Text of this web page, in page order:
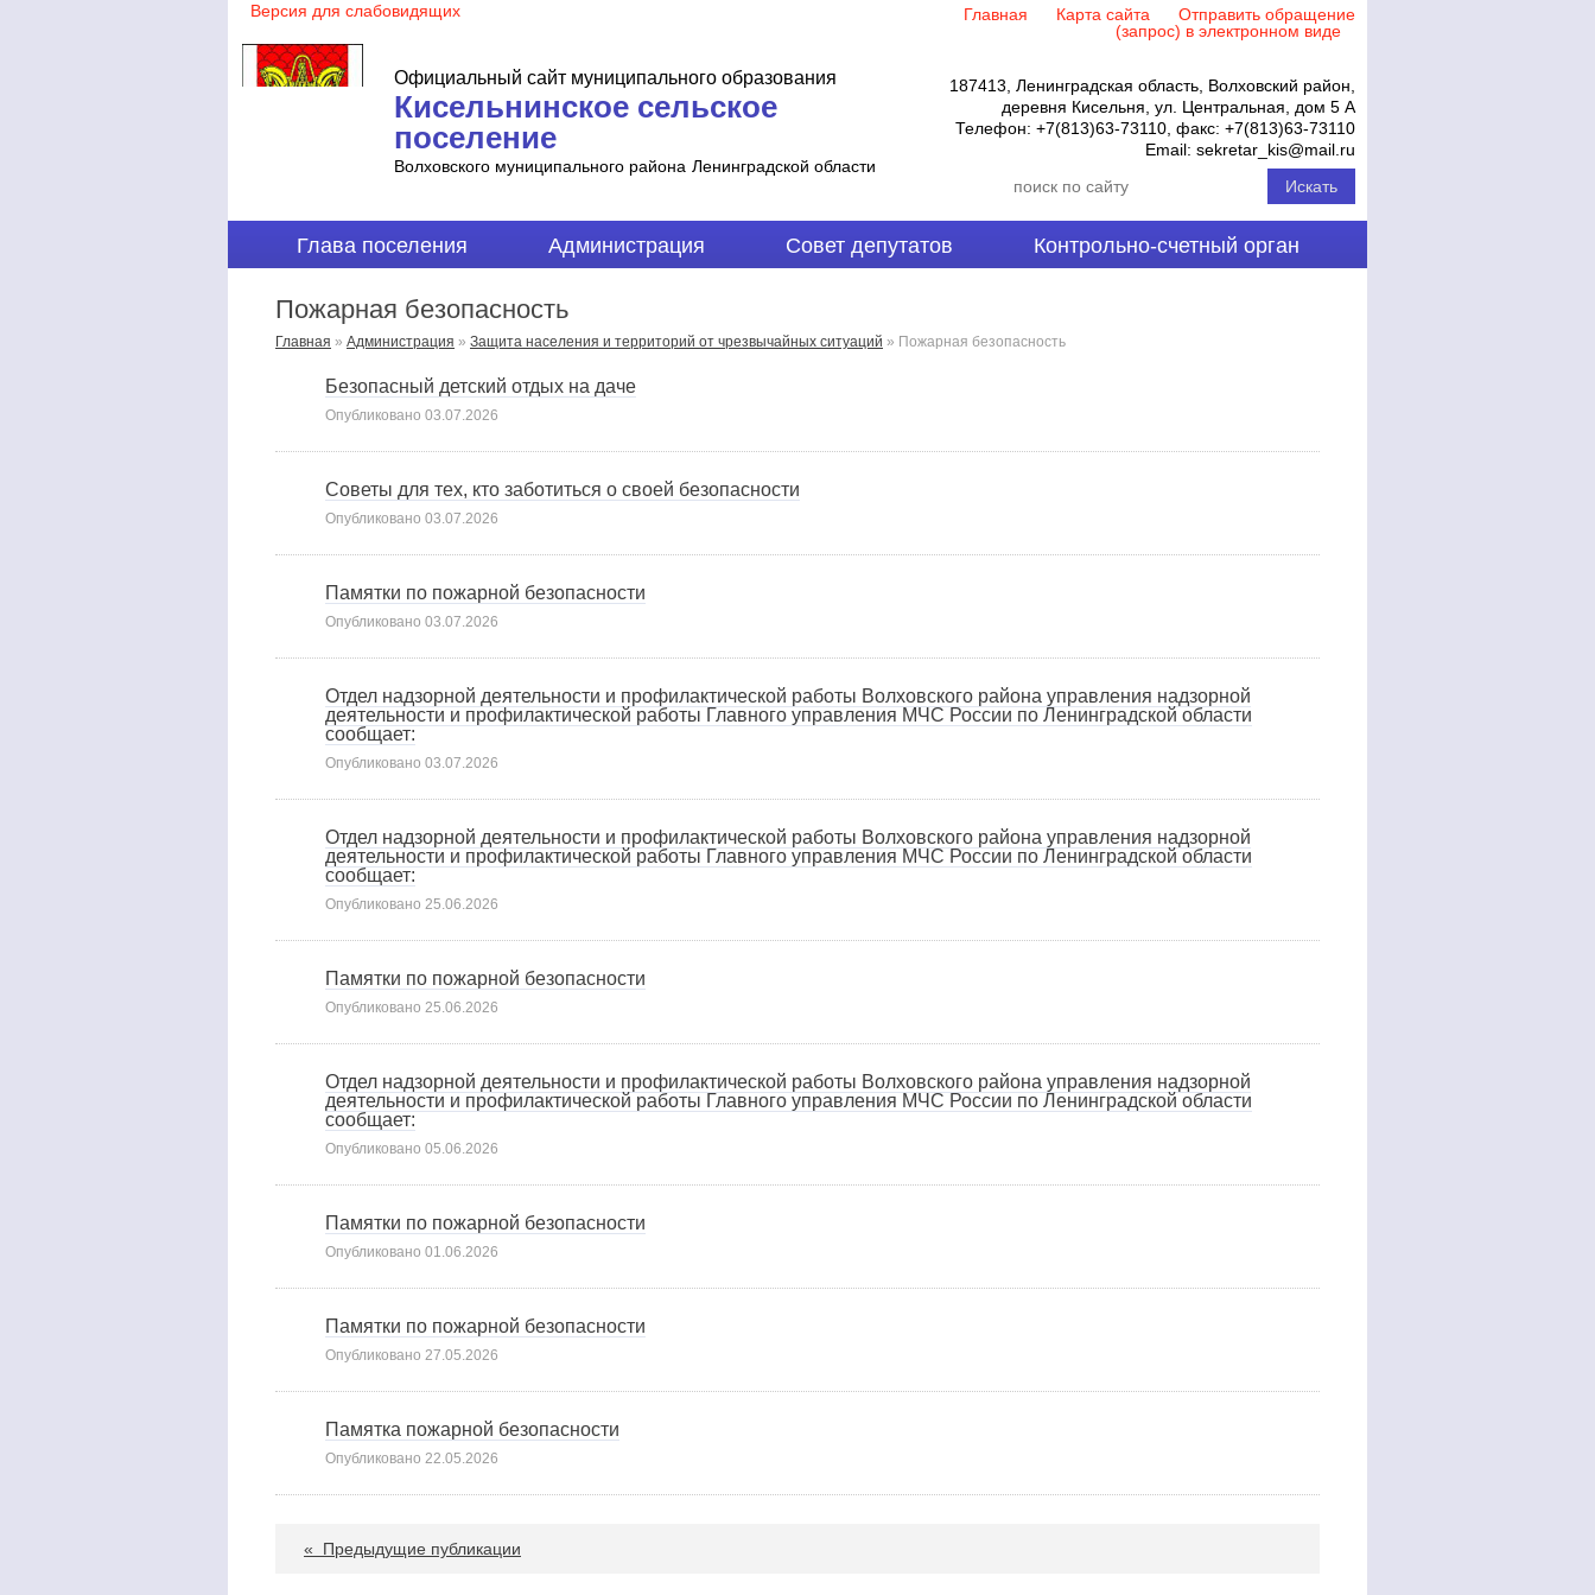
Официальный сайт муниципального образования
Кисельнинское сельское
поселение
Волховского муниципального района Ленинградской области
Главная Карта сайта
Отправить обращение
(запрос) в электронном виде
187413, Ленинградская область, Волховский район,
деревня Кисельня, ул. Центральная, дом 5 А
Телефон: +7(813)63-73110 , факс: +7(813)63-73110
Email: sekretar_kis@mail.ru
Глава поселения Администрация Совет депутатов Контрольно-счетный орган
Пожарная безопасность
Главная » Администрация » Защита населения и территорий от чрезвычайных ситуаций » Пожарная безопасность
Безопасный детский отдых на даче
Опубликовано 03.07.2026
Советы для тех, кто заботиться о своей безопасности
Опубликовано 03.07.2026
Памятки по пожарной безопасности
Опубликовано 03.07.2026
Отдел надзорной деятельности и профилактической работы Волховского района управления надзорной
деятельности и профилактической работы Главного управления МЧС России по Ленинградской области
сообщает:
Опубликовано 03.07.2026
Отдел надзорной деятельности и профилактической работы Волховского района управления надзорной
деятельности и профилактической работы Главного управления МЧС России по Ленинградской области
сообщает:
Опубликовано 25.06.2026
Памятки по пожарной безопасности
Опубликовано 25.06.2026
Отдел надзорной деятельности и профилактической работы Волховского района управления надзорной
деятельности и профилактической работы Главного управления МЧС России по Ленинградской области
сообщает:
Опубликовано 05.06.2026
Памятки по пожарной безопасности
Опубликовано 01.06.2026
Памятки по пожарной безопасности
Опубликовано 27.05.2026
Памятка пожарной безопасности
Опубликовано 22.05.2026
« Предыдущие публикации